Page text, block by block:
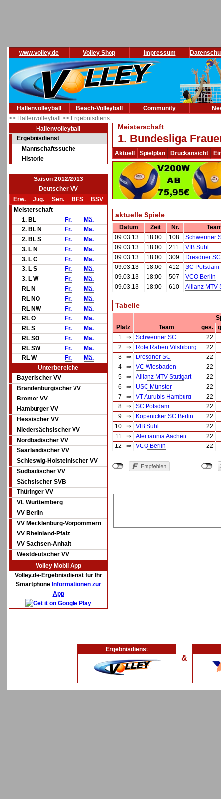
www.volley.de Volley Shop Impressum
Hallenvolleyball Beach-Volleyball Community
>> Hallenvolleyball >> Ergebnisdienst
Hallenvolleyball
Ergebnisdienst
Mannschaftssuche
Historie
Saison 2012/2013
Deutscher VV
Erw.
Jug. Sen. BFS
BSV
Meisterschaft
1. BL
Fr.
Mä.
2. BL N
Fr.
Mä.
2. BL S
Fr.
Mä.
3. L N
Fr.
Mä.
3. L O
Fr.
Mä.
3. L S
Fr.
Mä.
3. L W
Fr.
Mä.
RL N
Fr.
Mä.
RL NO
Fr.
Mä.
RL NW
Fr.
Mä.
RL O
Fr.
Mä.
RL S
Fr.
Mä.
RL SO
Fr.
Mä.
RL SW
Fr.
Mä.
RL W
Fr.
Mä.
Unterbereiche
Bayerischer VV
Brandenburgischer VV
Bremer VV
Hamburger VV
Hessischer VV
Niedersächsischer VV
Nordbadischer VV
Saarländischer VV
Schleswig-Holsteinischer VV
Südbadischer VV
Sächsischer SVB
Thüringer VV
VL Württemberg
VV Berlin
VV Mecklenburg-Vorpommern
VV Rheinland-Pfalz
VV Sachsen-Anhalt
Westdeutscher VV
Volley Mobil App
Volley.de-Ergebnisdienst für Ihr
Smartphone Informationen zur
App
Meisterschaft
1. Bundesliga
Aktuell Spielplan Druckansicht
aktuelle Spiele
Datum Zeit Nr.
09.03.13
18:00 108
Schweriner
09.03.13
18:00 211
VfB Suhl
09.03.13
18:00 309
Dresdner SC
09.03.13
18:00 412
SC Potsdam
09.03.13
18:00 507
VCO Berlin
09.03.13
18:00 610 Allianz MTV
Tabelle
Platz
Team ges.
1
⇒ Schweriner SC
22
2
⇒ Rote Raben Vilsbiburg
22
3
⇒ Dresdner SC
22
4
⇒ VC Wiesbaden
22
5
⇒ Allianz MTV Stuttgart
22
6
⇒ USC Münster
22
7
⇒ VT Aurubis Hamburg
22
8
⇒ SC Potsdam
22
9
⇒ Köpenicker SC Berlin
22
10
⇒ VfB Suhl
22
11
⇒ Alemannia Aachen
22
12
⇒ VCO Berlin 22
Ergebnisdienst
&